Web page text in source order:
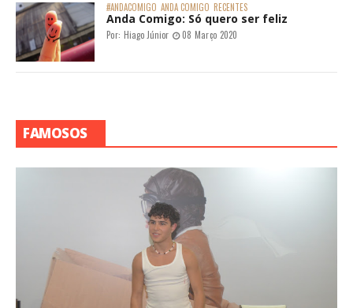
#ANDACOMIGO ANDA COMIGO RECENTES
Anda Comigo: Só quero ser feliz
Por: Hiago Júnior 08 Março 2020
FAMOSOS